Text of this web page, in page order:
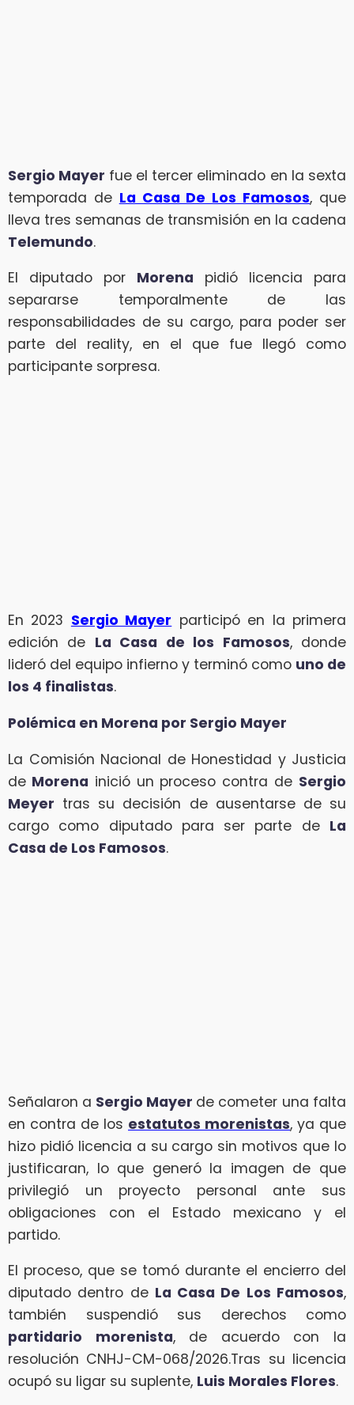
Sergio Mayer fue el tercer eliminado en la sexta
temporada de La Casa De Los Famosos, que
lleva tres semanas de transmisión en la cadena
Telemundo.
El diputado por Morena pidió licencia para
separarse temporalmente de las
responsabilidades de su cargo, para poder ser
parte del reality, en el que fue llegó como
participante sorpresa.
En 2023 Sergio Mayer participó en la primera
edición de La Casa de los Famosos, donde
lideró del equipo infierno y terminó como uno de
los 4 finalistas.
Polémica en Morena por Sergio Mayer
La Comisión Nacional de Honestidad y Justicia
de Morena inició un proceso contra de Sergio
Meyer tras su decisión de ausentarse de su
cargo como diputado para ser parte de La
Casa de Los Famosos.
Señalaron a Sergio Mayer de cometer una falta
en contra de los estatutos morenistas, ya que
hizo pidió licencia a su cargo sin motivos que lo
justificaran, lo que generó la imagen de que
privilegió un proyecto personal ante sus
obligaciones con el Estado mexicano y el
partido.
El proceso, que se tomó durante el encierro del
diputado dentro de La Casa De Los Famosos,
también suspendió sus derechos como
partidario morenista, de acuerdo con la
resolución CNHJ-CM-068/2026.Tras su licencia
ocupó su ligar su suplente, Luis Morales Flores.